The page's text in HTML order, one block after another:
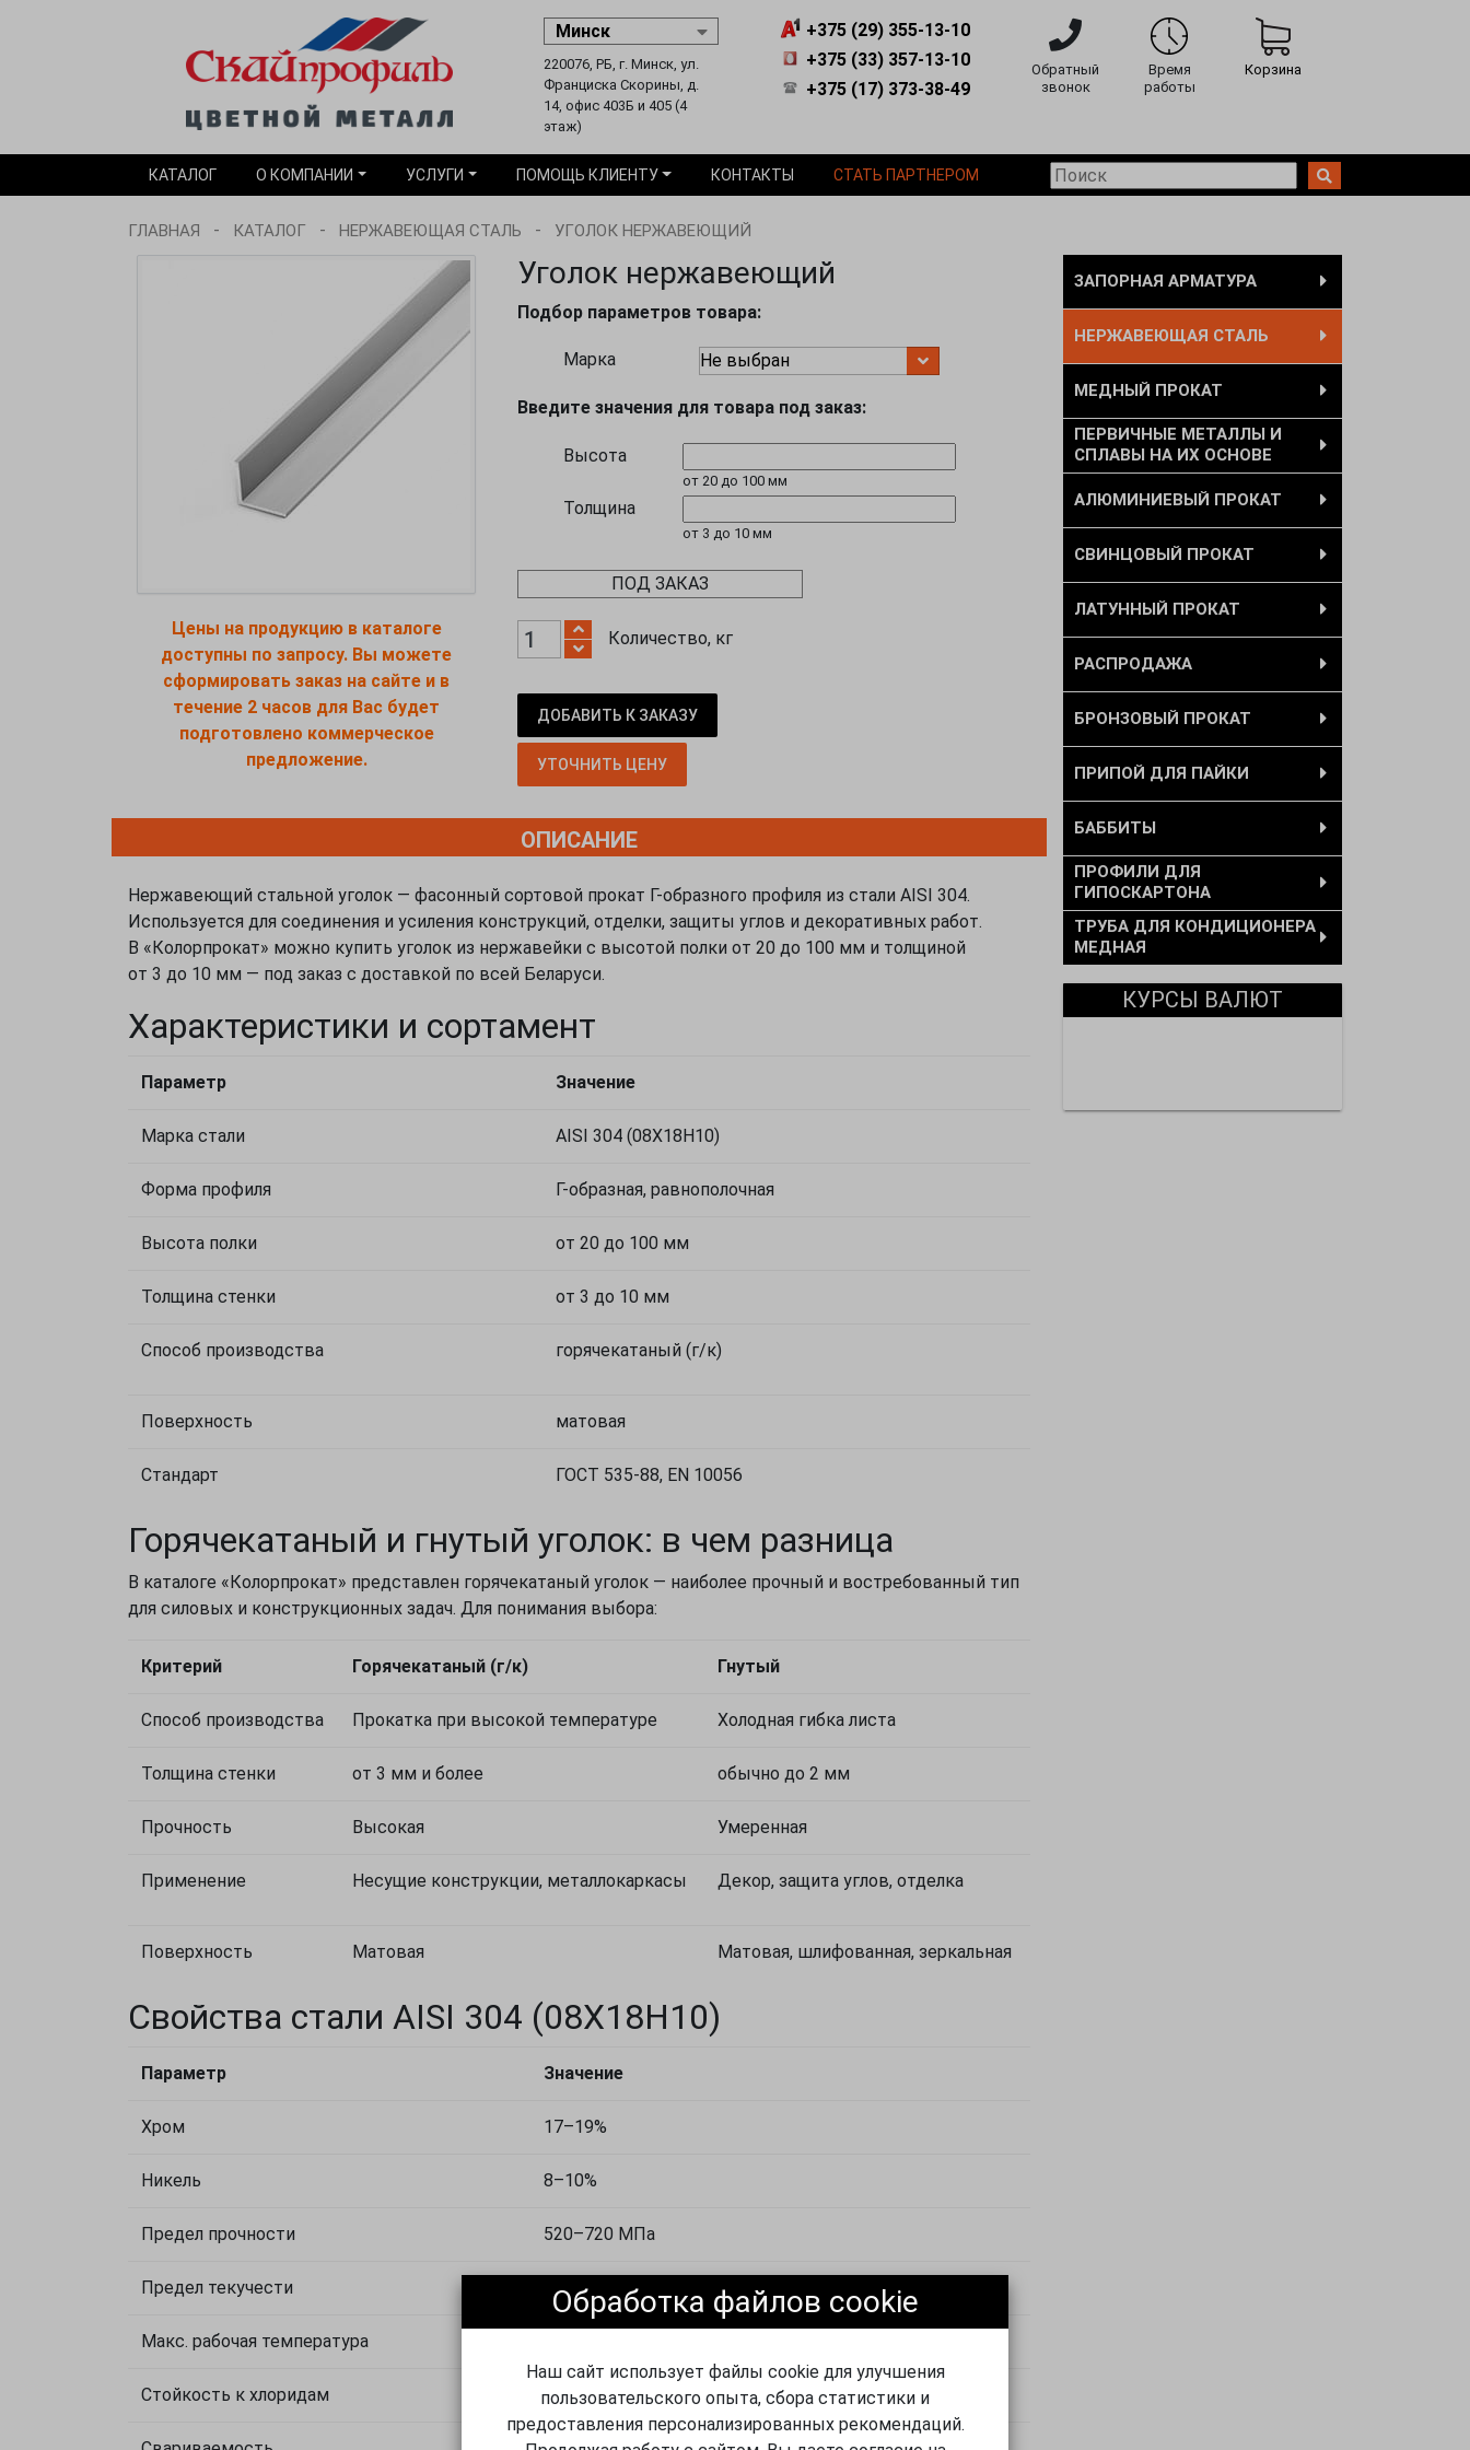
220076, РБ, г. Минск, ул.
Франциска Скорины, д.
14, офис 403Б и 405 (4
этаж)
+375 (29) 355-13-10
+375 (33) 357-13-10
+375 (17) 373-38-49
Обратный
звонок
Время
работы
Корзина
КАТАЛОГ О КОМПАНИИ УСЛУГИ ПОМОЩЬ КЛИЕНТУ КОНТАКТЫ СТАТЬ ПАРТНЕРОМ
ГЛАВНАЯ - КАТАЛОГ - НЕРЖАВЕЮЩАЯ СТАЛЬ - УГОЛОК НЕРЖАВЕЮЩИЙ
Цены на продукцию в каталоге
доступны по запросу. Вы можете
сформировать заказ на сайте и в
течение 2 часов для Вас будет
подготовлено коммерческое
предложение.
Уголок нержавеющий
Подбор параметров товара:
Марка
Введите значения для товара под заказ:
Высота
от 20 до 100 мм
Толщина
от 3 до 10 мм
ПОД ЗАКАЗ
Количество, кг
ДОБАВИТЬ К ЗАКАЗУ
УТОЧНИТЬ ЦЕНУ
ОПИСАНИЕ
Нержавеющий стальной уголок — фасонный сортовой прокат Г-образного профиля из стали AISI 304.
Используется для соединения и усиления конструкций, отделки, защиты углов и декоративных работ.
В «Колорпрокат» можно купить уголок из нержавейки с высотой полки от 20 до 100 мм и толщиной
от 3 до 10 мм — под заказ с доставкой по всей Беларуси.
Характеристики и сортамент
Параметр Значение
Марка стали AISI 304 (08Х18Н10)
Форма профиля Г-образная, равнополочная
Высота полки от 20 до 100 мм
Толщина стенки от 3 до 10 мм
Способ производства горячекатаный (г/к)
Поверхность матовая
Стандарт ГОСТ 535-88, EN 10056
Горячекатаный и гнутый уголок: в чем разница
В каталоге «Колорпрокат» представлен горячекатаный уголок — наиболее прочный и востребованный тип
для силовых и конструкционных задач. Для понимания выбора:
Критерий Горячекатаный (г/к) Гнутый
Способ производства Прокатка при высокой температуре Холодная гибка листа
Толщина стенки от 3 мм и более обычно до 2 мм
Прочность Высокая Умеренная
Применение Несущие конструкции, металлокаркасы Декор, защита углов, отделка
Поверхность Матовая Матовая, шлифованная, зеркальная
Свойства стали AISI 304 (08Х18Н10)
Параметр Значение
Хром 17–19%
Никель 8–10%
Предел прочности 520–720 МПа
Предел текучести 205–310 МПа
Макс. рабочая температура
Стойкость к хлоридам до 400 мг/л
ЗАПОРНАЯ АРМАТУРА
НЕРЖАВЕЮЩАЯ СТАЛЬ
МЕДНЫЙ ПРОКАТ
ПЕРВИЧНЫЕ МЕТАЛЛЫ И
СПЛАВЫ НА ИХ ОСНОВЕ
АЛЮМИНИЕВЫЙ ПРОКАТ
СВИНЦОВЫЙ ПРОКАТ
ЛАТУННЫЙ ПРОКАТ
РАСПРОДАЖА
БРОНЗОВЫЙ ПРОКАТ
ПРИПОЙ ДЛЯ ПАЙКИ
БАББИТЫ
ПРОФИЛИ ДЛЯ
ГИПОСКАРТОНА
ТРУБА ДЛЯ КОНДИЦИОНЕРА
МЕДНАЯ
КУРСЫ ВАЛЮТ
Обработка файлов cookie
Наш сайт использует файлы cookie для улучшения
пользовательского опыта, сбора статистики и
предоставления персонализированных рекомендаций.